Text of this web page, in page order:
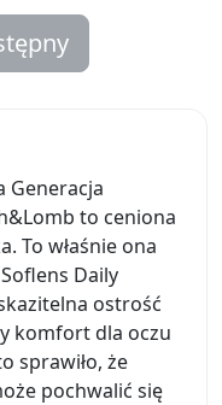
Generacja
to ceniona
To właśnie ona
Daily
ostrość
komfort dla oczu
sprawiło, że
pochwalić się